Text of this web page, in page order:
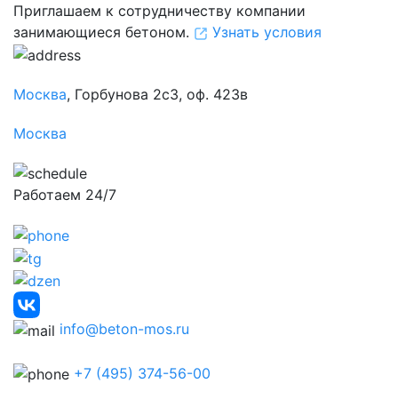
Приглашаем к сотрудничеству компании
занимающиеся бетоном.
Узнать условия
Москва, Горбунова 2с3, оф. 423в
Москва
Работаем 24/7
info@beton-mos.ru
+7 (495) 374-56-00